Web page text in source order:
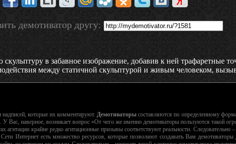
демотиватор другу:
в забавное изображение, добавив к ней трафаретные
между статичной скульптурой и живым человеком,
надписей, которые их комментируют.Демотиваторы составляются по определенному
Вас, наверное, возникает вопрос «От чего же именно демотиваторы пользуются такой
крайне редко агитационные призывы соответствуют реальности.
Интернет есть множество ресурсов, которые позволяют создавать Вам